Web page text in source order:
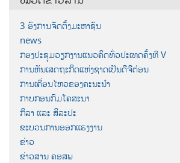
3 ອົງການຈັດຕັ້ງມະຫາຊົນ
news
ກອງປະຊຸມວຽກງານແນວຄິດທົ່ວປະເທດຄັ້ງທີ V
ການຫັນເສດຖະກິດແຫ່ງຊາດເປັນດີຈີຕ໋ອນ
ການເຄື່ອນໄຫວຂອງຄະນະນຳ
ກາບກອນກົມໂຄສະນາ
ກິລາ ແລະ ສິລະປະ
ຂະບວນການອອກແຮງງານ
ຂ່າວ
ຂ່າວສານ ຄອສພ